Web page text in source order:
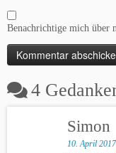
Benachrichtige mich über
4
Simon
10. April